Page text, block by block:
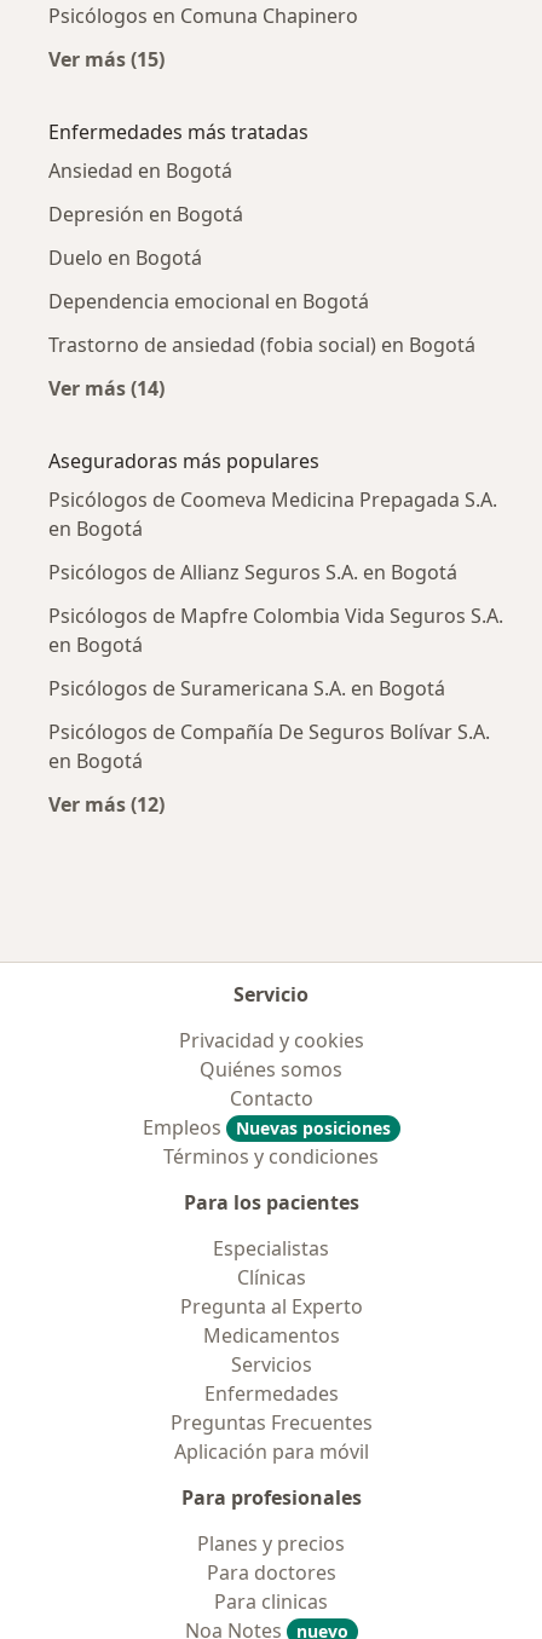
Psicólogos en Comuna Chapinero
Ver más (15)
Enfermedades más tratadas
Ansiedad en Bogotá
Depresión en Bogotá
Duelo en Bogotá
Dependencia emocional en Bogotá
Trastorno de ansiedad (fobia social) en Bogotá
Ver más (14)
Aseguradoras más populares
Psicólogos de Coomeva Medicina Prepagada S.A.
en Bogotá
Psicólogos de Allianz Seguros S.A. en Bogotá
Psicólogos de Mapfre Colombia Vida Seguros S.A.
en Bogotá
Psicólogos de Suramericana S.A. en Bogotá
Psicólogos de Compañía De Seguros Bolívar S.A.
en Bogotá
Ver más (12)
Servicio
Privacidad y cookies
Quiénes somos
Contacto
Empleos
Nuevas posiciones
Términos y condiciones
Para los pacientes
Especialistas
Clínicas
Pregunta al Experto
Medicamentos
Servicios
Enfermedades
Preguntas Frecuentes
Aplicación para móvil
Para profesionales
Planes y precios
Para doctores
Para clinicas
Noa Notes
nuevo